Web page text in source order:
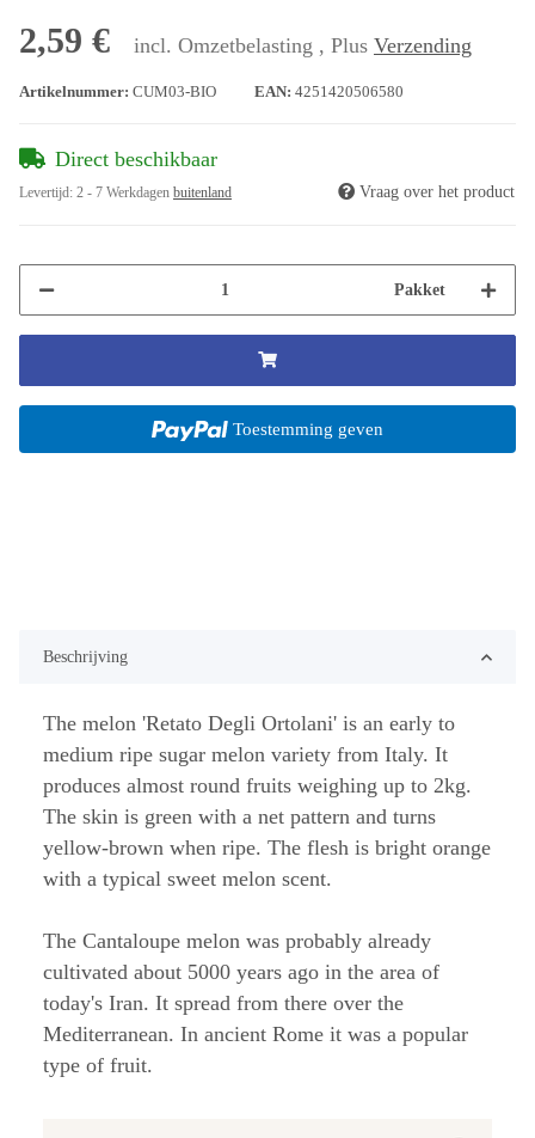
2,59 € incl. Omzetbelasting , Plus Verzending
Artikelnummer: CUM03-BIO EAN: 4251420506580
Direct beschikbaar
Levertijd: 2 - 7 Werkdagen buitenland Vraag over het product
Pakket
Toestemming geven
Beschrijving
The melon 'Retato Degli Ortolani' is an early to
medium ripe sugar melon variety from Italy. It
produces almost round fruits weighing up to 2kg.
The skin is green with a net pattern and turns
yellow-brown when ripe. The flesh is bright orange
with a typical sweet melon scent.
The Cantaloupe melon was probably already
cultivated about 5000 years ago in the area of
today's Iran. It spread from there over the
Mediterranean. In ancient Rome it was a popular
type of fruit.